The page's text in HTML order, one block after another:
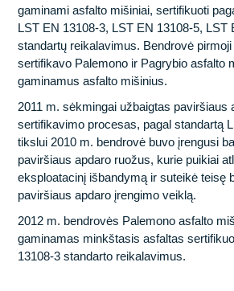
Kelių projektai
Tiltų ir viadukų statyba
Geležinkelių projektai
Oro uostų statyba
Tunelių statyba
Vandens uostų statyba
Energetikos tinklų statyba
Tiltų ir viadukų statyba
Kelių statyba
Geležinkelių statyba
Oro uostų statyba
Tunelių statyba
Vandens uostų statyba
Darbas Jums
Socialinės naudos
Kokie mes?
gaminami asfalto mišiniai, sertifikuoti
LST EN 13108-3, LST EN 13108-5, LST
standartų reikalavimus. Bendrovė
sertifikavo Palemono ir Pagrybio asfalto
gaminamus asfalto mišinius.
2011 m. sėkmingai užbaigtas paviršiaus
sertifikavimo procesas, pagal standartą
tikslui 2010 m. bendrovė buvo įrengusi
paviršiaus apdaro ruožus, kurie puikiai
eksploatacinį išbandymą ir suteikė teisę
paviršiaus apdaro įrengimo veiklą.
2012 m. bendrovės Palemono asfalto
gaminamas minkštasis asfaltas
13108-3 standarto reikalavimus.